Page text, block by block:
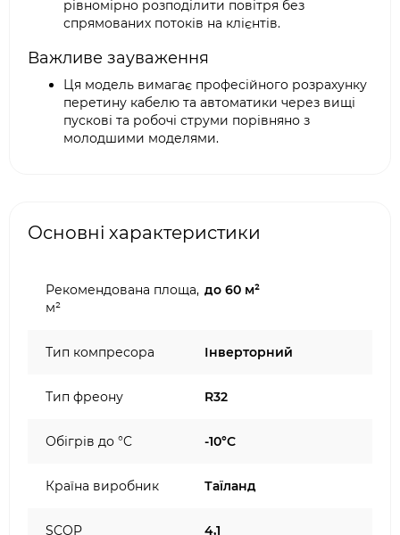
рівномірно розподілити повітря без
спрямованих потоків на клієнтів.
Важливе зауваження
Ця модель вимагає професійного розрахунку
перетину кабелю та автоматики через вищі
пускові та робочі струми порівняно з
молодшими моделями.
Основні характеристики
Рекомендована площа,
м²
до 60 м²
Тип компресора Інверторний
Тип фреону R32
Обігрів до °C -10°C
Країна виробник Таїланд
SCOP 4,1